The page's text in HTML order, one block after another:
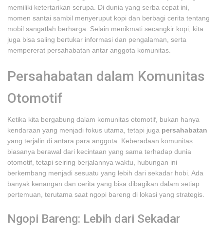
memiliki ketertarikan serupa. Di dunia yang serba cepat ini,
momen santai sambil menyeruput kopi dan berbagi cerita tentang
mobil sangatlah berharga. Selain menikmati secangkir kopi, kita
juga bisa saling bertukar informasi dan pengalaman, serta
mempererat persahabatan antar anggota komunitas.
Persahabatan dalam Komunitas
Otomotif
Ketika kita bergabung dalam komunitas otomotif, bukan hanya
kendaraan yang menjadi fokus utama, tetapi juga persahabatan
yang terjalin di antara para anggota. Keberadaan komunitas
biasanya berawal dari kecintaan yang sama terhadap dunia
otomotif, tetapi seiring berjalannya waktu, hubungan ini
berkembang menjadi sesuatu yang lebih dari sekadar hobi. Ada
banyak kenangan dan cerita yang bisa dibagikan dalam setiap
pertemuan, terutama saat ngopi bareng di lokasi yang strategis.
Ngopi Bareng: Lebih dari Sekadar